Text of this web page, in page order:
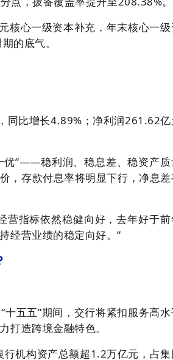
核心一级资本补充，年末核心一
的底气。
同比增长4.89%；净利润261.62
优”——稳利润、稳息差、稳资产
，存款付息率将明显下行，净息
营指标依然稳健向好，去年好于
经营业绩的稳定向好。”
五五”期间，交行将紧扣服务高
打造跨境金融特色。
机构资产总额超1.2万亿元，占